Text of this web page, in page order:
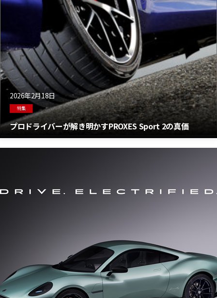
2026年2月18日
特集
プロドライバーが解き明かすPROXES Sport 2の真価